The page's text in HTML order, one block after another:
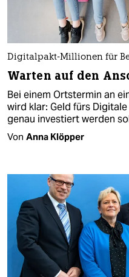
Digitalpakt-Millionen für
Warten auf den
Bei einem Ortstermin an
wird klar: Geld fürs
genau investiert werden
Von Anna Klöpper